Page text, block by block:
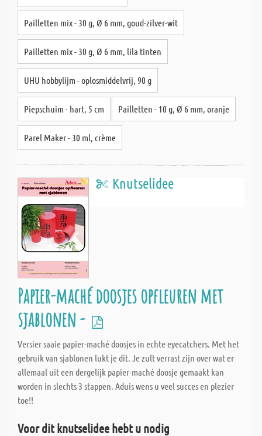
Pailletten mix - 30 g, Ø 6 mm, goud-zilver-wit
Pailletten mix - 30 g, Ø 6 mm, lila tinten
UHU hobbylijm - oplosmiddelvrij, 90 g
Piepschuim - hart, 5 cm Pailletten - 10 g, Ø 6 mm, oranje
Parel Maker - 30 ml, crème
Knutselidee
Papier-maché doosjes opfleuren met
sjablonen -
Versier saaie papier-maché doosjes in echte eyecatchers. Met het
gebruik van sjablonen lukt je dit. Je zult verrast zijn over wat er
allemaal uit een dergelijk papier-maché doosje gemaakt kan
worden in slechts 3 stappen. Aduis wens u veel succes en plezier
toe!!
Voor dit knutselidee hebt u nodig